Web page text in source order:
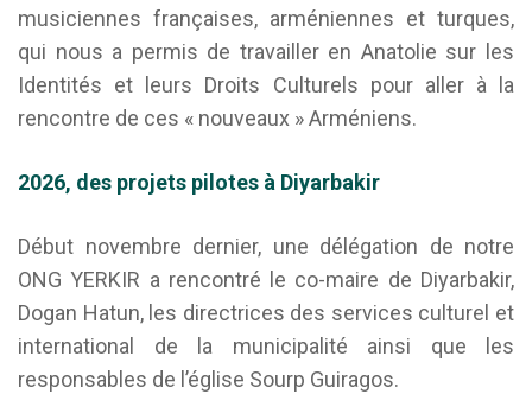
musiciennes françaises, arméniennes et turques,
qui nous a permis de travailler en Anatolie sur les
Identités et leurs Droits Culturels pour aller à la
rencontre de ces « nouveaux » Arméniens.
2026, des projets pilotes à Diyarbakir
Début novembre dernier, une délégation de notre
ONG YERKIR a rencontré le co-maire de Diyarbakir,
Dogan Hatun, les directrices des services culturel et
international de la municipalité ainsi que les
responsables de l’église Sourp Guiragos.